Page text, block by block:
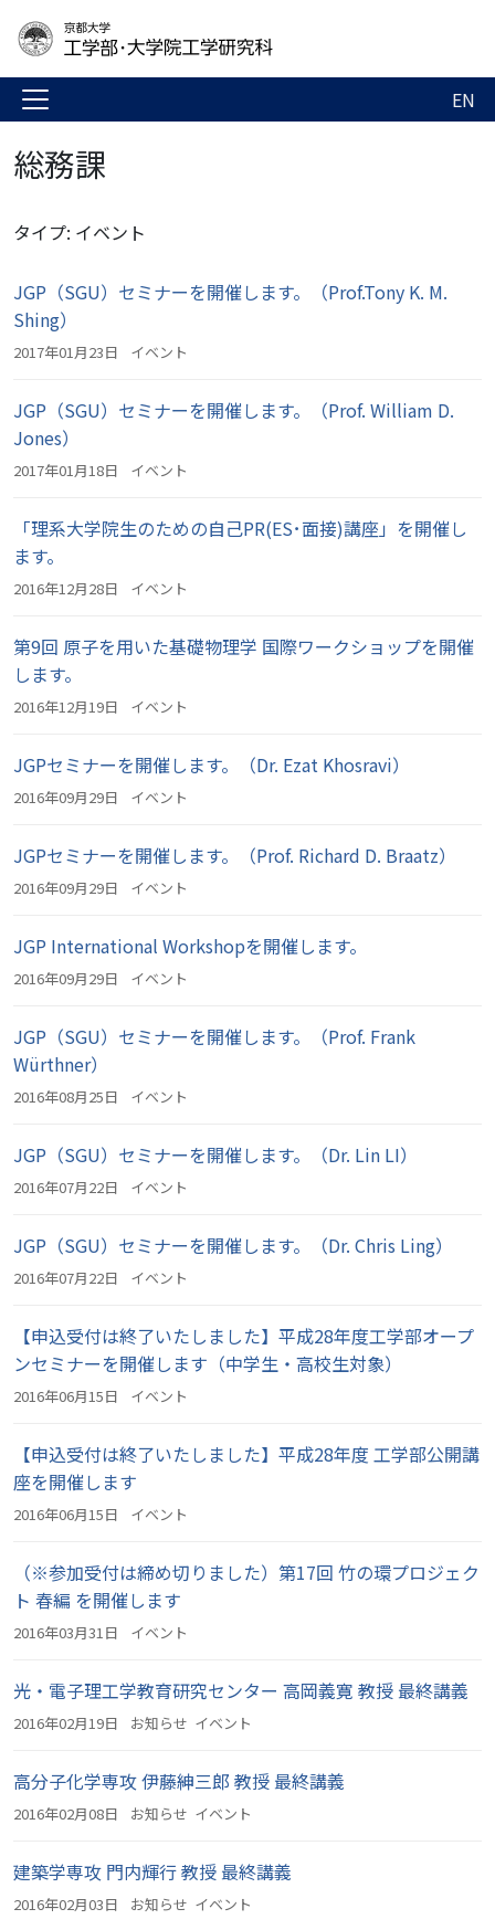
EN
総務課
タイプ: イベント
JGP（SGU）セミナーを開催します。（Prof.Tony K. M.
Shing）
2017年01月23日 イベント
JGP（SGU）セミナーを開催します。（Prof. William D.
Jones）
2017年01月18日 イベント
「理系大学院生のための自己PR(ES･面接)講座」を開催し
ます。
2016年12月28日 イベント
第9回 原子を用いた基礎物理学 国際ワークショップを開催
します。
2016年12月19日 イベント
JGPセミナーを開催します。（Dr. Ezat Khosravi）
2016年09月29日 イベント
JGPセミナーを開催します。（Prof. Richard D. Braatz）
2016年09月29日 イベント
JGP International Workshopを開催します。
2016年09月29日 イベント
JGP（SGU）セミナーを開催します。（Prof. Frank
Würthner）
2016年08月25日 イベント
JGP（SGU）セミナーを開催します。（Dr. Lin LI）
2016年07月22日 イベント
JGP（SGU）セミナーを開催します。（Dr. Chris Ling）
2016年07月22日 イベント
【申込受付は終了いたしました】平成28年度工学部オープ
ンセミナーを開催します（中学生・高校生対象）
2016年06月15日 イベント
【申込受付は終了いたしました】平成28年度 工学部公開講
座を開催します
2016年06月15日 イベント
（※参加受付は締め切りました）第17回 竹の環プロジェク
ト 春編 を開催します
2016年03月31日 イベント
光・電子理工学教育研究センター 高岡義寛 教授 最終講義
2016年02月19日 お知らせ イベント
高分子化学専攻 伊藤紳三郎 教授 最終講義
2016年02月08日 お知らせ イベント
建築学専攻 門内輝行 教授 最終講義
2016年02月03日 お知らせ イベント